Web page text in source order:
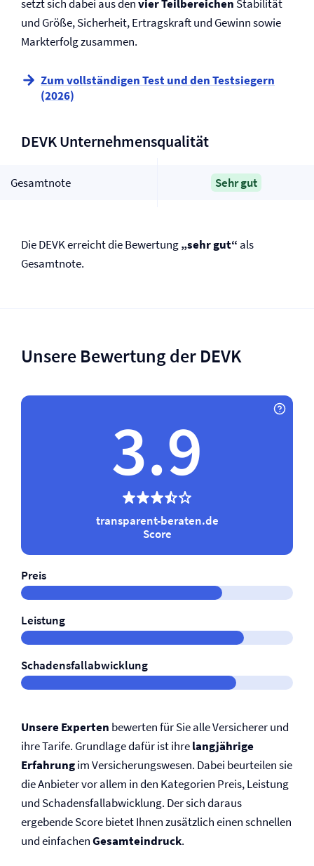
setzt sich dabei aus denvier Teilbereichen Stabilität
und Größe, Sicherheit, Ertragskraft und Gewinn sowie
Markterfolg zusammen.
Zum vollständigen Test und den Testsiegern
(2026)
DEVK Unternehmensqualität
Gesamtnote Sehr gut
Die DEVK erreicht die Bewertung„sehr gut“ als
Gesamtnote.
Unsere Bewertung der DEVK
3.9
transparent-beraten.de
Score
Preis
Leistung
Schadensfallabwicklung
Unsere Experten bewerten für Sie alle Versicherer und
ihre Tarife. Grundlage dafür ist ihrelangjährige
Erfahrungim Versicherungswesen. Dabei beurteilen sie
die Anbieter vor allem in den Kategorien Preis, Leistung
und Schadensfallabwicklung. Der sich daraus
ergebende Score bietet Ihnen zusätzlich einen schnellen
und einfachenGesamteindruck.